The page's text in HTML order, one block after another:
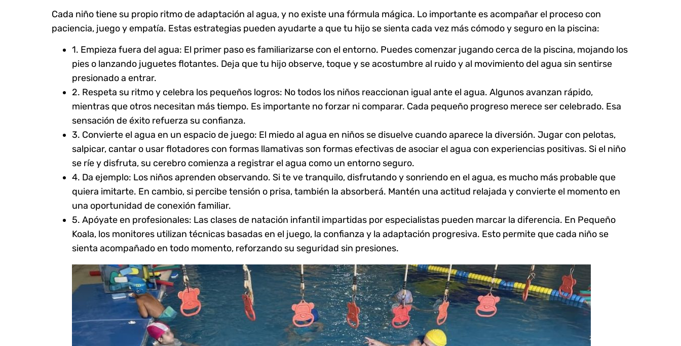
Cada niño tiene su propio ritmo de adaptación al agua, y no existe una fórmula mágica. Lo importante es acompañar el proceso con
paciencia, juego y empatía. Estas estrategias pueden ayudarte a que tu hijo se sienta cada vez más cómodo y seguro en la piscina:
1. Empieza fuera del agua: El primer paso es familiarizarse con el entorno. Puedes comenzar jugando cerca de la piscina, mojando los
pies o lanzando juguetes flotantes. Deja que tu hijo observe, toque y se acostumbre al ruido y al movimiento del agua sin sentirse
presionado a entrar.
2. Respeta su ritmo y celebra los pequeños logros: No todos los niños reaccionan igual ante el agua. Algunos avanzan rápido,
mientras que otros necesitan más tiempo. Es importante no forzar ni comparar. Cada pequeño progreso merece ser celebrado. Esa
sensación de éxito refuerza su confianza.
3. Convierte el agua en un espacio de juego: El miedo al agua en niños se disuelve cuando aparece la diversión. Jugar con pelotas,
salpicar, cantar o usar flotadores con formas llamativas son formas efectivas de asociar el agua con experiencias positivas. Si el niño
se ríe y disfruta, su cerebro comienza a registrar el agua como un entorno seguro.
4. Da ejemplo: Los niños aprenden observando. Si te ve tranquilo, disfrutando y sonriendo en el agua, es mucho más probable que
quiera imitarte. En cambio, si percibe tensión o prisa, también la absorberá. Mantén una actitud relajada y convierte el momento en
una oportunidad de conexión familiar.
5. Apóyate en profesionales: Las clases de natación infantil impartidas por especialistas pueden marcar la diferencia. En Pequeño
Koala, los monitores utilizan técnicas basadas en el juego, la confianza y la adaptación progresiva. Esto permite que cada niño se
sienta acompañado en todo momento, reforzando su seguridad sin presiones.